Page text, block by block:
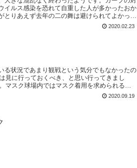
イルス感染を恐れて自重した人が多かったおか
とりあえず去年の二の舞は避けられてよかった
2020.02.23
る状況であまり観戦という気分でもなかったの
見に行っておくべき、と思い行ってきまし
マスク球場内ではマスク着用を求められるの
2020.09.19